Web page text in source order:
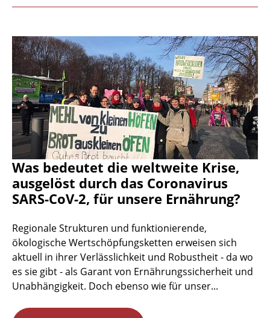
Was bedeutet die weltweite Krise,
ausgelöst durch das Coronavirus
SARS-CoV-2, für unsere Ernährung?
Regionale Strukturen und funktionierende,
ökologische Wertschöpfungsketten erweisen sich
aktuell in ihrer Verlässlichkeit und Robustheit - da wo
es sie gibt - als Garant von Ernährungssicherheit und
Unabhängigkeit. Doch ebenso wie für unser...